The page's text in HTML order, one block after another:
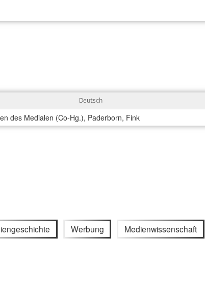
Deutsch
des Medialen (Co-Hg.), Paderborn, Fink
Werbung Medienwissenschaft